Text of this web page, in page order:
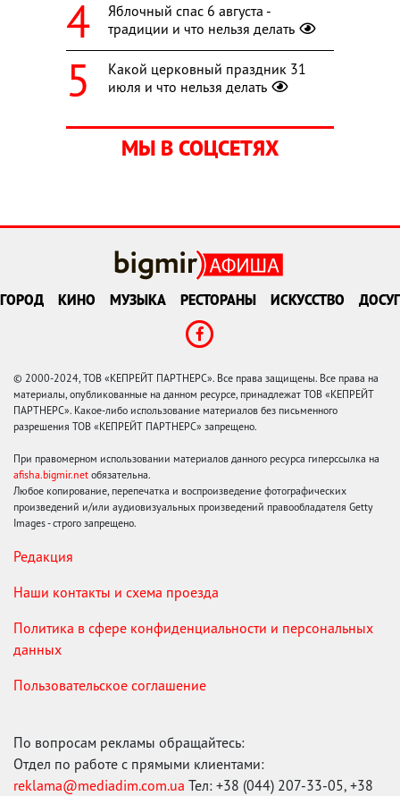
Яблочный спас 6 августа -
традиции и что нельзя делать
Какой церковный праздник 31
июля и что нельзя делать
МЫ В СОЦСЕТЯХ
ГОРОД КИНО МУЗЫКА РЕСТОРАНЫ ИСКУССТВО ДОСУГ
© 2000-2024, ТОВ «КЕПРЕЙТ ПАРТНЕРС». Все права защищены. Все права на
материалы, опубликованные на данном ресурсе, принадлежат ТОВ «КЕПРЕЙТ
ПАРТНЕРС». Какое-либо использование материалов без письменного
разрешения ТОВ «КЕПРЕЙТ ПАРТНЕРС» запрещено.
При правомерном использовании материалов данного ресурса гиперссылка на
afisha.bigmir.net обязательна.
Любое копирование, перепечатка и воспроизведение фотографических
произведений и/или аудиовизуальных произведений правообладателя Getty
Images - строго запрещено.
Редакция
Наши контакты и схема проезда
Политика в сфере конфиденциальности и персональных
данных
Пользовательское соглашение
По вопросам рекламы обращайтесь:
Отдел по работе с прямыми клиентами:
reklama@mediadim.com.ua Тел: +38 (044) 207-33-05, +38